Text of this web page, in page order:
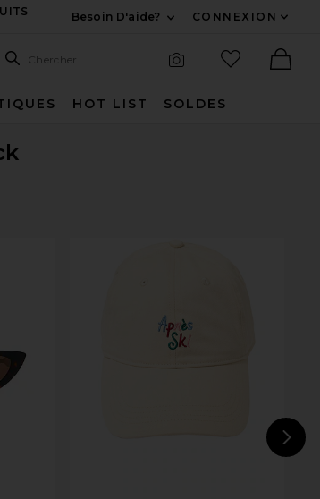
Besoin D'aide?
CONNEXION
Recherche
Chercher
Articles
HOT LIST SOLDES